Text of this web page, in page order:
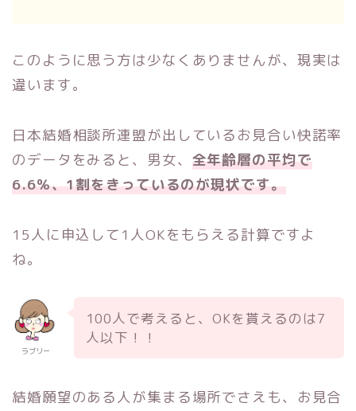
このように思う方は少なくありませんが、現実は
違います。
日本結婚相談所連盟が出しているお見合い快諾率
のデータをみると、男女、 全年齢層の平均で
6.6％、1割をきっているのが現状です。
15人に申込して1人OKをもらえる計算ですよ
ね。
ラブリー
100人で考えると、OKを貰えるのは7
人以下！！
結婚願望のある人が集まる場所でさえも、お見合